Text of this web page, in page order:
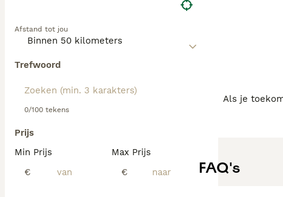
Afstand tot jou
Trefwoord
0/100 tekens
Prijs
Min Prijs
€
Max Prijs
€
Als je
FAQ's